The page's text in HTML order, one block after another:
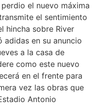
el nuevo máxima
el sentimiento
hincha sobre River
adidas en su anuncio
a la casa de
como este nuevo
en el frente para
vez las obras que
Antonio